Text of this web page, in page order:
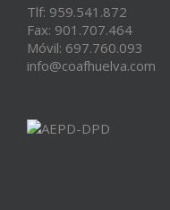
Tlf: 959.541.872
Fax: 901.707.464
Móvil: 697.760.093
info@coafhuelva.com